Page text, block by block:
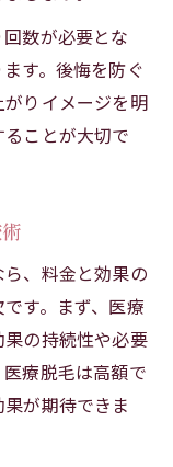
数が必要とな
す。後悔を防ぐ
りイメージを明
ことが大切で
、料金と効果の
す。まず、医療
の持続性や必要
療脱毛は高額で
が期待できま